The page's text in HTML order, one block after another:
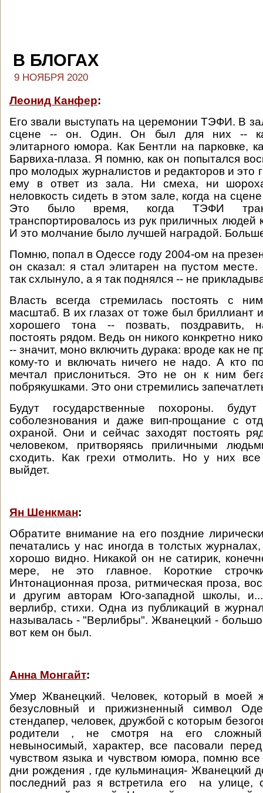
В БЛОГАХ
9 НОЯБРЯ 2020
Леонид Канфер:
Его звали выступать на церемонии ТЭФИ. В
сцене -- он. Один. Он был для них --
элитарного юмора. Как Бентли на парковке,
Барвиха-плаза. Я помню, как он попытался
про молодых журналистов и редакторов и это
ему в ответ из зала. Ни смеха, ни
неловкость сидеть в этом зале, когда на
Это было время, когда ТЭФИ
транспортировалось из рук приличных
И это молчание было лучшей наградой.
Помню, попал в Одессе году 2004-ом на
он сказал: я стал элитарен на пустом месте.
так схлынуло, а я так поднялся -- не
Власть всегда стремилась постоять с
масштаб. В их глазах от тоже был бриллиант
хорошего тона -- позвать, поздравить,
постоять рядом. Ведь он никого конкретно
-- значит, моно включить дурака: вроде как не
кому-то и включать ничего не надо. А кто
мечтал прислониться. Это не он к ним
побрякушками. Это они стремились
Будут государственные похороны. будут
соболезнования и даже вип-прощание с
охраной. Они и сейчас заходят постоять
человеком, притворяясь приличными
сходить. Как грехи отмолить. Но у них
выйдет.
Ян Шенкман:
Обратите внимание на его поздние
печатались у нас иногда в толстых
хорошо видно. Никакой он не сатирик,
мере, не это главное. Короткие
Интонационная проза, ритмическая проза,
и другим авторам Юго-западной школы,
верлибр, стихи. Одна из публикаций в
называлась - "Верлибры". Жванецкий -
вот кем он был.
Анна Монгайт:
Умер Жванецкий. Человек, который в моей
безусловный и прижизненный символ
стендапер, человек, дружбой с которым
родители , не смотря на его
невыносимый, характер, все пасовали
чувством языка и чувством юмора, помню
дни рождения , где кульминация- Жванецкий
последний раз я встретила его на улице,